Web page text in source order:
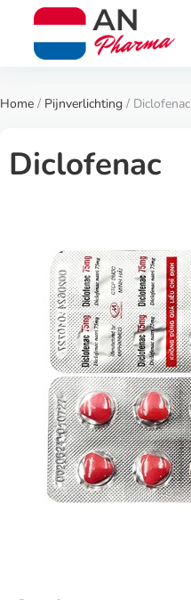
Home / Pijnverlichting / Diclofenac
Diclofenac